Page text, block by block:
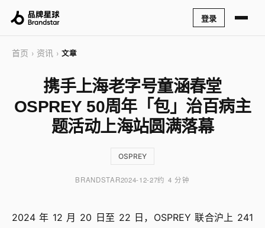
登录
首页 › 资讯 › 文章
携手上海老字号童涵春堂
OSPREY 50周年「包」治百病主
题活动上海站圆满落幕
OSPREY
BRANDSTAR2024-12-27约 4 分钟
2024 年 12 月 20 日至 22 日，OSPREY 联合沪上 241